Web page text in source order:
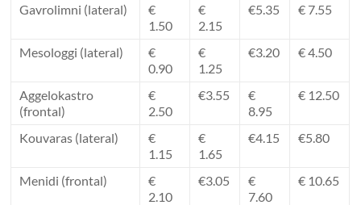
Gavrolimni (lateral)
€
1.50
€
2.15
€5.35 € 7.55
Mesologgi (lateral)
€
0.90
€
1.25
€3.20 € 4.50
Aggelokastro
(frontal)
€
2.50
€3.55
€
8.95
€ 12.50
Kouvaras (lateral)
€
1.15
€
1.65
€4.15 €5.80
Menidi (frontal)
€
2.10
€3.05
€
7.60
€ 10.65